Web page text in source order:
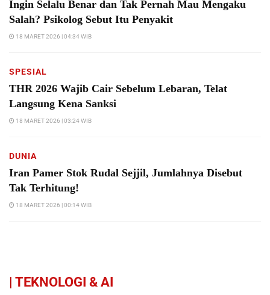
Ingin Selalu Benar dan Tak Pernah Mau Mengaku
Salah? Psikolog Sebut Itu Penyakit
18 MARET 2026 | 04:34 WIB
SPESIAL
THR 2026 Wajib Cair Sebelum Lebaran, Telat
Langsung Kena Sanksi
18 MARET 2026 | 03:24 WIB
DUNIA
Iran Pamer Stok Rudal Sejjil, Jumlahnya Disebut
Tak Terhitung!
18 MARET 2026 | 00:14 WIB
| TEKNOLOGI & AI